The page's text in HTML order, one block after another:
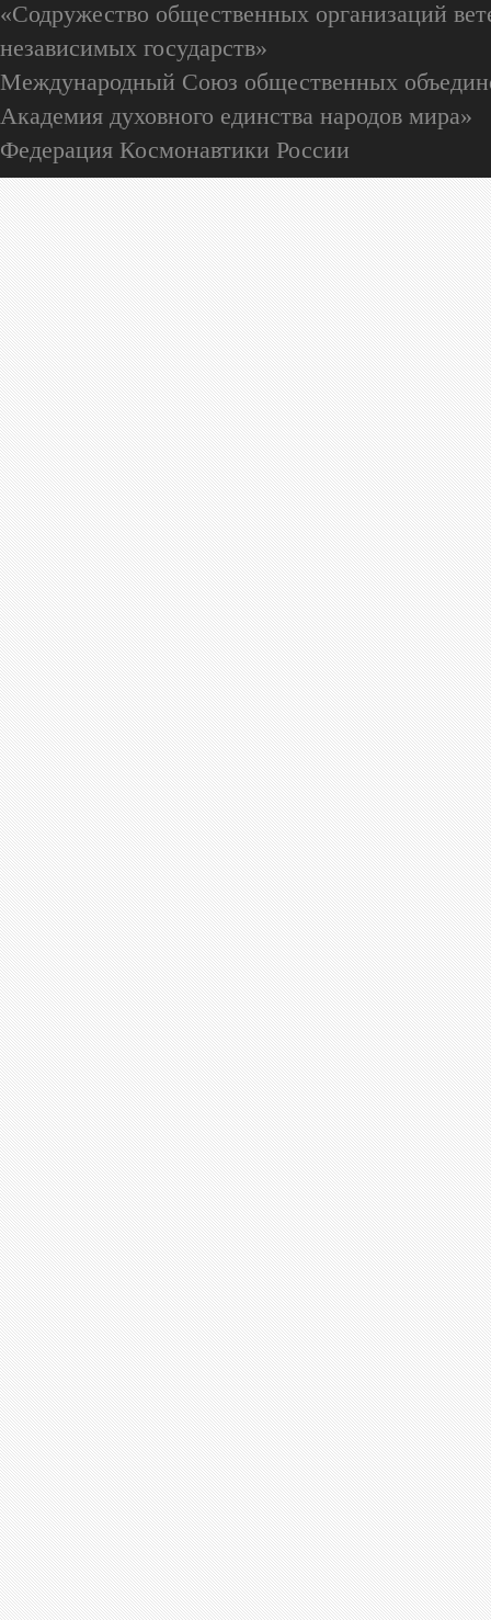
«Содружество общественных организаций
независимых государств»
Международный Союз общественных
Академия духовного единства народов мира»
Федерация Космонавтики России